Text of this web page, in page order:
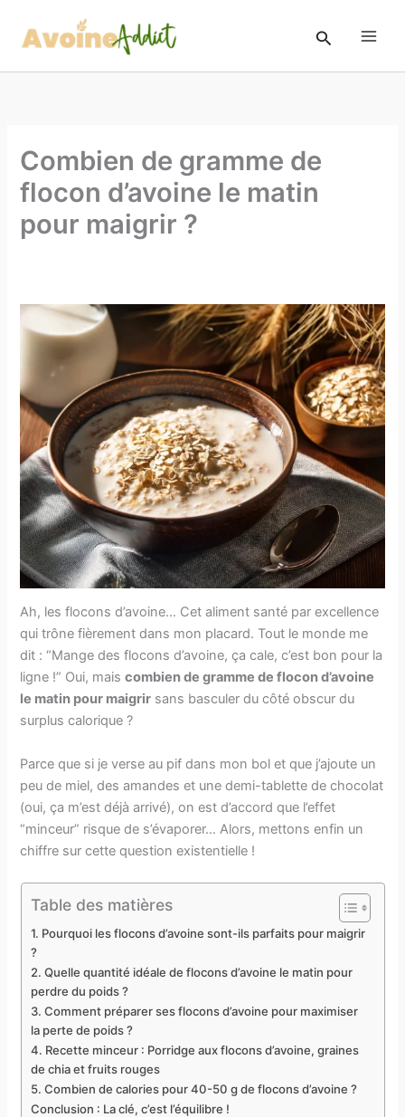
contenu
Rechercher
Combien de gramme de
flocon d’avoine le matin
pour maigrir​ ?
Ah, les flocons d’avoine… Cet aliment santé par excellence
qui trône fièrement dans mon placard. Tout le monde me
dit : “Mange des flocons d’avoine, ça cale, c’est bon pour la
ligne !” Oui, maiscombien de gramme de flocon d’avoine
le matin pour maigrir sans basculer du côté obscur du
surplus calorique ?
Parce que si je verse au pif dans mon bol et que j’ajoute un
peu de miel, des amandes et une demi-tablette de chocolat
(oui, ça m’est déjà arrivé), on est d’accord que l’effet
“minceur” risque de s’évaporer… Alors, mettons enfin un
chiffre sur cette question existentielle !
Table des matières
1. Pourquoi les flocons d’avoine sont-ils parfaits pour maigrir
?
2. Quelle quantité idéale de flocons d’avoine le matin pour
perdre du poids ?
3. Comment préparer ses flocons d’avoine pour maximiser
la perte de poids ?
4. Recette minceur : Porridge aux flocons d’avoine, graines
de chia et fruits rouges
5. Combien de calories pour 40-50 g de flocons d’avoine ?
Conclusion : La clé, c’est l’équilibre !